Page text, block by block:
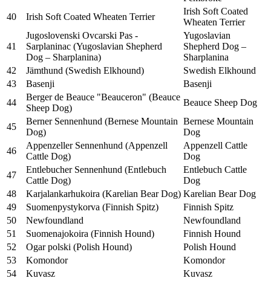
40
Irish Soft Coated Wheaten Terrier
Irish Soft Coated
Wheaten Terrier
41
Jugoslovenski Ovcarski Pas -
Sarplaninac (Yugoslavian Shepherd
Dog – Sharplanina)
Yugoslavian
Shepherd Dog –
Sharplanina
42
Jämthund (Swedish Elkhound)
Swedish Elkhound
43
Basenji
Basenji
44
Berger de Beauce "Beauceron" (Beauce
Sheep Dog)
Beauce Sheep Dog
45
Berner Sennenhund (Bernese Mountain
Dog)
Bernese Mountain
Dog
46
Appenzeller Sennenhund (Appenzell
Cattle Dog)
Appenzell Cattle
Dog
47
Entlebucher Sennenhund (Entlebuch
Cattle Dog)
Entlebuch Cattle
Dog
48
Karjalankarhukoira (Karelian Bear Dog) Karelian Bear Dog
49
Suomenpystykorva (Finnish Spitz)
Finnish Spitz
50
Newfoundland
Newfoundland
51
Suomenajokoira (Finnish Hound)
Finnish Hound
52
Ogar polski (Polish Hound)
Polish Hound
53
Komondor
Komondor
54
Kuvasz
Kuvasz